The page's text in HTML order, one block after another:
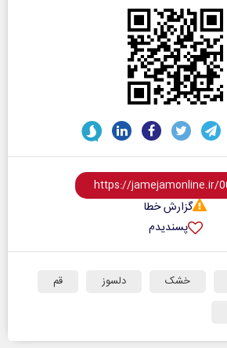
گزارش خطا
پسندیدم
خشک دلسوز
قم